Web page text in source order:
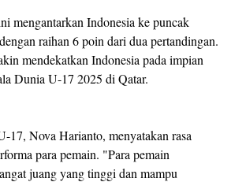
mengantarkan Indonesia ke puncak
raihan 6 poin dari dua pertandingan.
mendekatkan Indonesia pada impian
Dunia U-17 2025 di Qatar.
17, Nova Harianto, menyatakan rasa
para pemain. "Para pemain
juang yang tinggi dan mampu